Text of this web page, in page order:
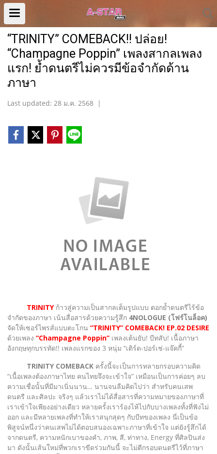
“TRINITY” COMEBACK!! ปล่อย!
“Champagne Poppin” เพลงสากลเพลง
แรก! ย้ำดนตรีไม่ควรมีข้อจำกัดด้าน
ภาษา
Last updated: 28 ม.ค. 2568 |
TRINITYก้าวสู่ความเป็นสากลเต็มรูปแบบ ตอกย้ำดนตรีไร้ข้อ
จำกัดของภาษา เน้นสื่อสารด้วยความรู้สึก 4NOLOGUE (โฟร์โนล็อค)
จัดให้เซอร์ไพรส์แบบตะโกน “TRINITY” COMEBACK! EP.02 DESIRE
ด้วยเพลง “Champagne Poppin” เพลงเต้นยับ! บีทสับ! เนื้อภาษา
อังกฤษทุกบรรทัด!! เพลงแรกของ 3 หนุ่ม “เติร์ด-ปอร์เช่-แจ๊คกี้”
TRINITY COMEBACK ครั้งนี้จะเป็นการทลายกรอบความคิด
“เนื้อเพลงต้องภาษาไทย คนไทยจึงจะเข้าใจ” เหมือนเป็นการค่อยๆ ลบ
ความเชื่อนั้นที่มีมาเนิ่นนาน… นานจนลืมคิดไปว่า สำหรับคนเสพ
ดนตรี และศิลปะ จริงๆ แล้วเราไม่ได้สื่อสารที่ความหมายของภาษาที่
เราเข้าใจเพียงอย่างเดียว หลายครั้งเราร้องไห้ไปกับบางเพลงทั้งที่ฟังไม่
ออก และมีหลายเพลงที่ทำให้เราสนุกสุดๆ กับบีทของเพลง นี่เป็นข้อ
พิสูจน์หนึ่งว่าคนเสพไม่ได้ตอบสนองเฉพาะภาษาที่เข้าใจ แต่ยังรู้สึกได้
จากดนตรี, ความหนักเบาของคำ, ภาพ, สี, ท่าทาง, Energy ที่ศิลปินส่ง
มา ดังนั้นเส้นใหม่ที่พวกเราขีดร่วมกันนี้ จะไม่ตีกรอบดนตรีไว้ที่ภาษา